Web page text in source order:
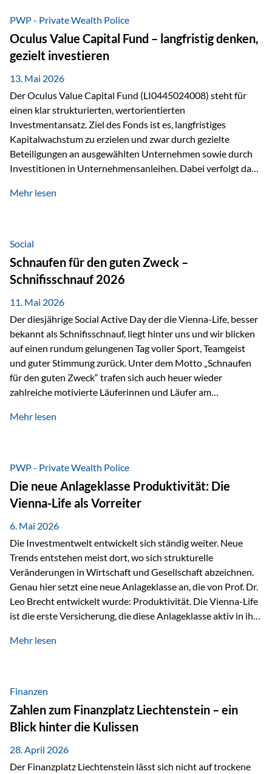
klassischer „Sicherheitsanker“ gilt, bieten Silber, Platin und
Palladium zusätzlich die Chance, von technologischen
Entwicklungen zu profitieren. Die Nachfrage entsteht nicht
nur durch Anleger, sondern vor allem durch die Industrie.
Gerade in…
PWP - Private Wealth Police
Oculus Value Capital Fund – langfristig denken,
gezielt investieren
13. Mai 2026
Der Oculus Value Capital Fund (LI0445024008) steht für
einen klar strukturierten, wertorientierten
Investmentansatz. Ziel des Fonds ist es, langfristiges
Kapitalwachstum zu erzielen und zwar durch gezielte
Beteiligungen an ausgewählten Unternehmen sowie durch
Investitionen in Unternehmensanleihen. Dabei verfolgt das
Marktbewegungen stehen im Fokus, sondern die
innerhalb der Private Wealth Police der Vienna-Life steht
der Oculus Value Capital Fund für einen langfristig
orientierten Value-Investing-Ansatz mit Fokus auf
fundamentale Unternehmensanalyse und nachhaltige
Wertentwicklung. Der Investmentansatz: Value Investing
mit Weitblick Im Zentrum steht ein…
Mehr lesen
Social
Schnaufen für den guten Zweck –
Schnifisschnauf 2026
11. Mai 2026
Der diesjährige Social Active Day der die Vienna-Life, besser
bekannt als Schnifisschnauf, liegt hinter uns und wir blicken
auf einen rundum gelungenen Tag voller Sport, Teamgeist
und guter Stimmung zurück. Unter dem Motto „Schnaufen
für den guten Zweck“ trafen sich auch heuer wieder
zahlreiche motivierte Läuferinnen und Läufer am
Höchstleistungen für einen guten Zweck zu erbringen. Mit
Mäder gesammelt werden konnten. Die anspruchsvolle
Strecke mit rund 4,8 Kilometern und 680 Höhenmetern
stellte die Teilnehmerinnen und Teilnehmer vor eine
sportliche Herausforderung. Doch…
Mehr lesen
PWP - Private Wealth Police
Die neue Anlageklasse Produktivität: Die
Vienna-Life als Vorreiter
6. Mai 2026
Die Investmentwelt entwickelt sich ständig weiter. Neue
Trends entstehen meist dort, wo sich strukturelle
Veränderungen in Wirtschaft und Gesellschaft abzeichnen.
Genau hier setzt eine neue Anlageklasse an, die von Prof. Dr.
Leo Brecht entwickelt wurde: Produktivität. Die Vienna-Life
ist die erste Versicherung, die diese Anlageklasse aktiv in ihre
Vorreiter. Warum auf das Thema Produktivität setzen? Die
Wirtschaftswachstum, verändern die Spielregeln für
Investoren. Produktivität adressiert genau diese
Herausforderungen, da wirtschaftliches Wachstum
langfristig durch Produktivitätssteigerung entsteht, also
durch die Fähigkeit von Unternehmen, mehr…
Mehr lesen
Finanzen
Zahlen zum Finanzplatz Liechtenstein – ein
Blick hinter die Kulissen
28. April 2026
Der Finanzplatz Liechtenstein lässt sich nicht auf trockene